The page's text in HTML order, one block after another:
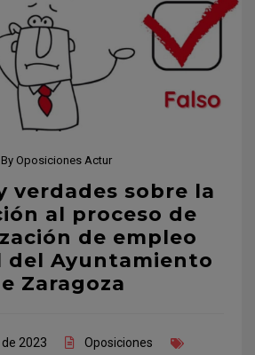
By Oposiciones Actur
verdades sobre la
al proceso de
de empleo
del Ayuntamiento
Zaragoza
2023
Oposiciones